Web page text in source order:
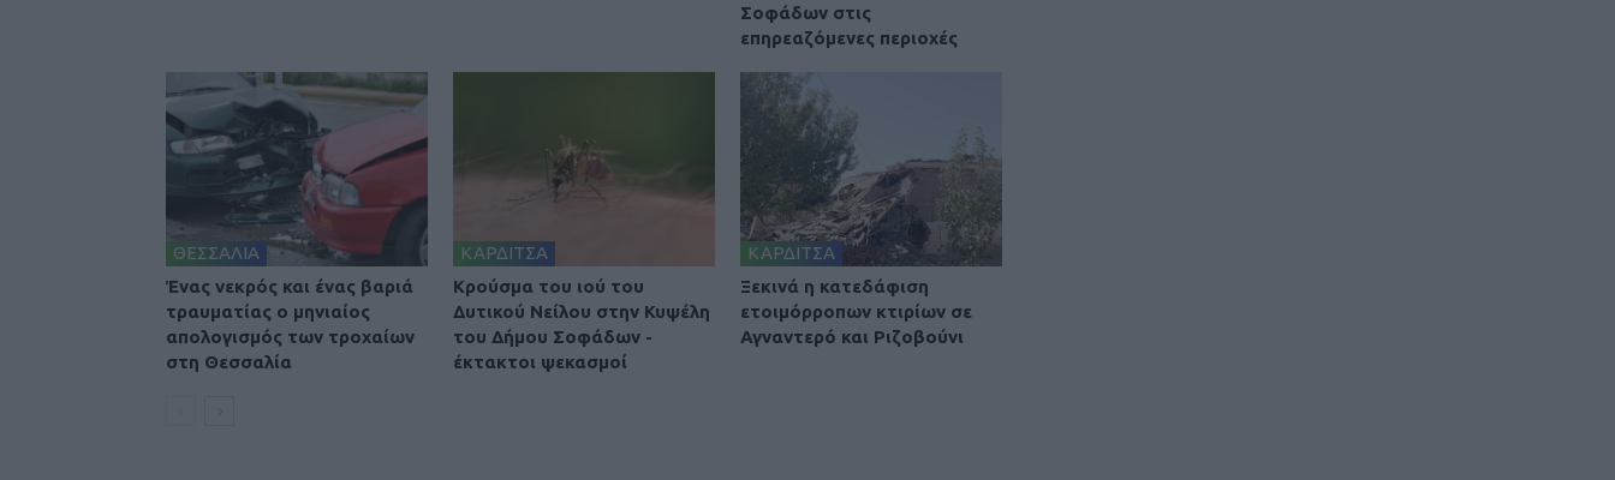
Σοφάδων στις
επηρεαζόμενες περιοχές
ΘΕΣΣΑΛΙΑ
Ένας νεκρός και ένας βαριά
τραυματίας ο μηνιαίος
απολογισμός των τροχαίων
στη Θεσσαλία
ΚΑΡΔΙΤΣΑ
Κρούσμα του ιού του
Δυτικού Νείλου στην Κυψέλη
του Δήμου Σοφάδων -
έκτακτοι ψεκασμοί
ΚΑΡΔΙΤΣΑ
Ξεκινά η κατεδάφιση
ετοιμόρροπων κτιρίων σε
Αγναντερό και Ριζοβούνι